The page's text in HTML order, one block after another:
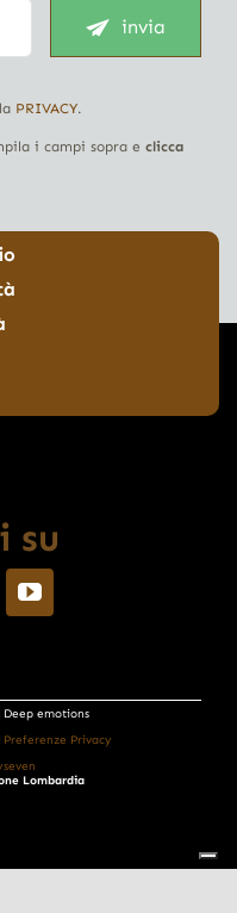
invia
PRIVACY.
i campi sopra e clicca
su
emotions
Preferenze Privacy
Lombardia